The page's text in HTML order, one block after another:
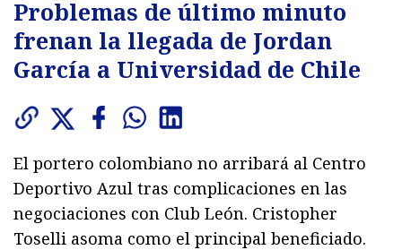
Problemas de último minuto
frenan la llegada de Jordan
García a Universidad de Chile
El portero colombiano no arribará al Centro
Deportivo Azul tras complicaciones en las
negociaciones con Club León. Cristopher
Toselli asoma como el principal beneficiado.